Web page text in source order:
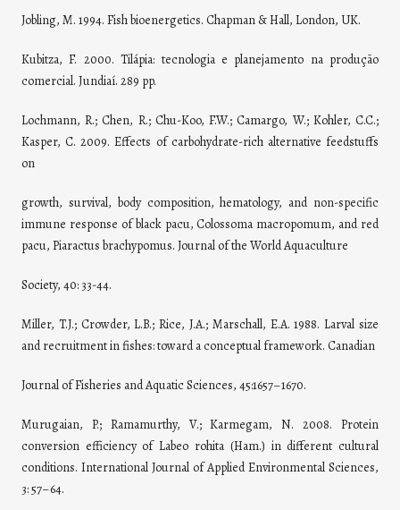
Jobling, M. 1994. Fish bioenergetics. Chapman & Hall, London, UK.
Kubitza, F. 2000. Tilápia: tecnologia e planejamento na produção
comercial. Jundiaí. 289 pp.
Lochmann, R.; Chen, R.; Chu-Koo, F.W.; Camargo, W.; Kohler, C.C.;
Kasper, C. 2009. Effects of carbohydrate-rich alternative feedstuffs
on
growth, survival, body composition, hematology, and non-specific
immune response of black pacu, Colossoma macropomum, and red
pacu, Piaractus brachypomus. Journal of the World Aquaculture
Society, 40: 33-44.
Miller, T.J.; Crowder, L.B.; Rice, J.A.; Marschall, E.A. 1988. Larval size
and recruitment in fishes: toward a conceptual framework. Canadian
Journal of Fisheries and Aquatic Sciences, 45:1657–1670.
Murugaian, P.; Ramamurthy, V.; Karmegam, N. 2008. Protein
conversion efficiency of Labeo rohita (Ham.) in different cultural
conditions. International Journal of Applied Environmental Sciences,
3: 57–64.